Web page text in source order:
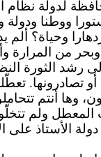
لدولة نظام
ووطنا ودولة
وحياة؟ ألم
وبحر من المرارة
رشد الثورة
أو تصادرونها.
وها أنتم
المعطل ولم
الأستاذ على